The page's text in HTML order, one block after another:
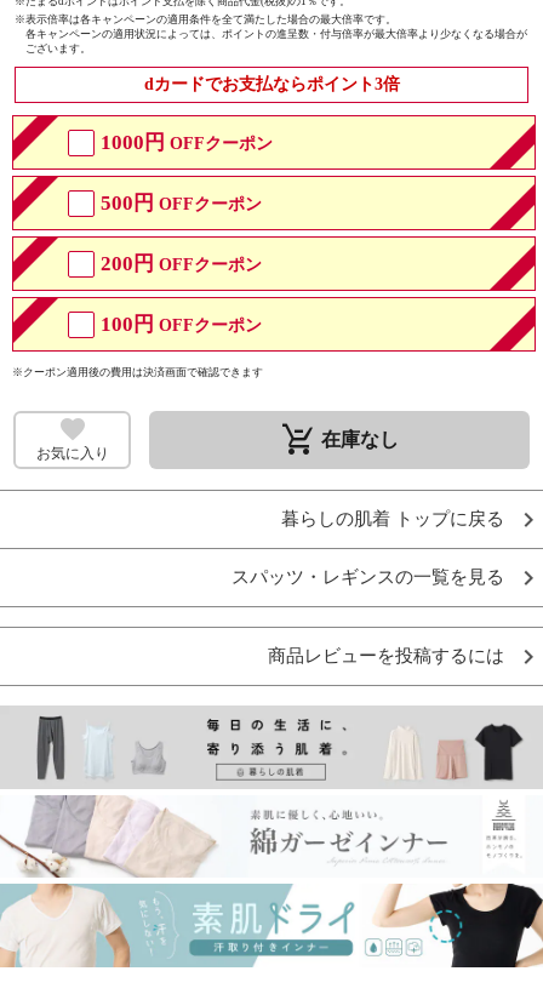
※表示倍率は各キャンペーンの適用条件を全て満たした場合の最大倍率です。
各キャンペーンの適用状況によっては、ポイントの進呈数・付与倍率が最大倍率より少なくなる場合が
ございます。
dカードでお支払ならポイント3倍
1000円 OFFクーポン
500円 OFFクーポン
200円 OFFクーポン
100円 OFFクーポン
※クーポン適用後の費用は決済画面で確認できます
お気に入り remove_shopping_cart 在庫なし
暮らしの肌着 トップに戻る
スパッツ・レギンスの一覧を見る
商品レビューを投稿するには